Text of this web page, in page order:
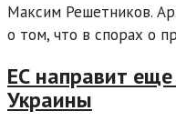
Максим Решетников.
о том, что в спорах о
ЕС направит
Украины